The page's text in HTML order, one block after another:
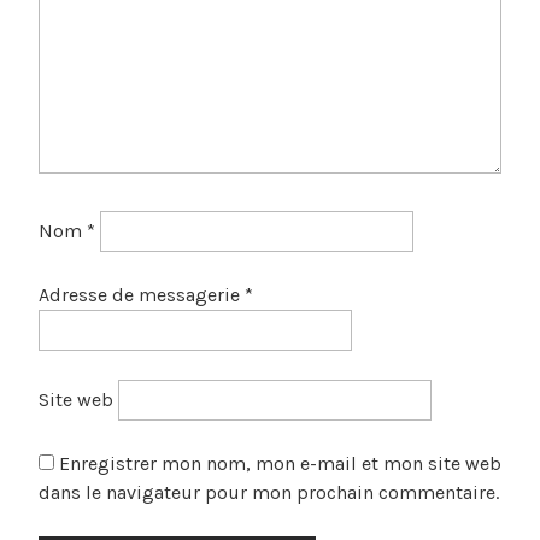
Nom *
Adresse de messagerie *
Site web
Enregistrer mon nom, mon e-mail et mon site web
dans le navigateur pour mon prochain commentaire.